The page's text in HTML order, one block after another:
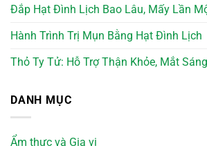
Đắp Hạt Đình Lịch Bao Lâu, Mấy Lần
Hành Trình Trị Mụn Bằng Hạt Đình Lịch
Thỏ Ty Tử: Hỗ Trợ Thận Khỏe, Mắt
DANH MỤC
Ẩm thực và Gia vị